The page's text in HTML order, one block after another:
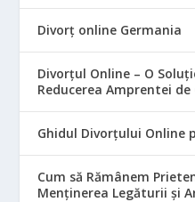
Divorț online Germania
Divorțul Online – O
Reducerea Amprentei de
Ghidul Divorțului Online
Cum să Rămânem
Menținerea Legăturii și